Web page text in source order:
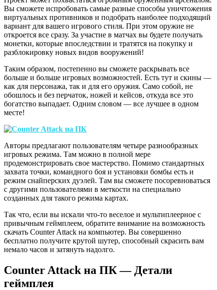
Вы сможете испробовать самые разные способы уничтожения
виртуальных противников и подобрать наиболее подходящий
вариант для вашего игрового стиля. При этом оружие не
откроется все сразу. За участие в матчах вы будете получать
монетки, которые впоследствии и тратятся на покупку и
разблокировку новых видов вооружений!
Таким образом, постепенно вы сможете раскрывать все
больше и больше игровых возможностей. Есть тут и скины —
как для персонажа, так и для его оружия. Само собой, не
обошлось и без перчаток, ножей и кейсов, откуда все это
богатство выпадает. Одним словом — все лучшее в одном
месте!
Авторы предлагают пользователям четыре разнообразных
игровых режима. Там можно в полной мере
продемонстрировать свое мастерство. Помимо стандартных
захвата точки, командного боя и установки бомбы есть и
режим снайперских дуэлей. Там вы сможете посоревноваться
с другими пользователями в меткости на специально
созданных для такого режима картах.
Так что, если вы искали что-то веселое и мультиплеерное с
привычным геймплеем, обратите внимание на возможность
скачать Counter Attack на компьютер. Вы совершенно
бесплатно получите крутой шутер, способный скрасить вам
немало часов и затянуть надолго.
Counter Attack на ПК — Детали
геймплея